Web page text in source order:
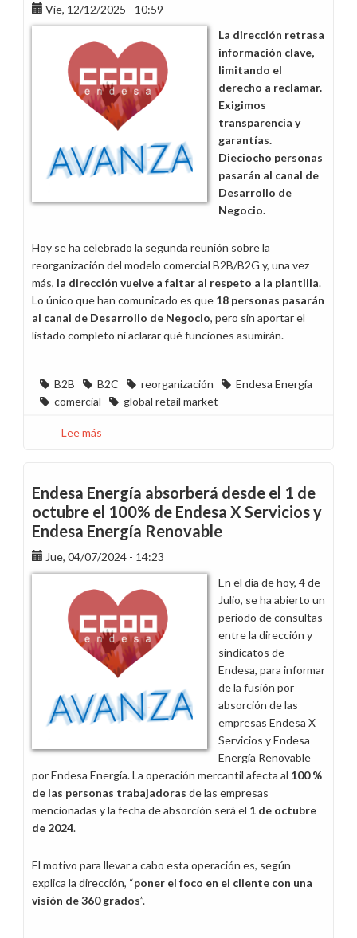
y
Endesa
Energía
Vie, 12/12/2025 - 10:59
La dirección retrasa
información clave,
limitando el
derecho a reclamar.
Exigimos
transparencia y
garantías.
Dieciocho personas
pasarán al canal de
Desarrollo de
Negocio.
Hoy se ha celebrado la segunda reunión sobre la
reorganización del modelo comercial B2B/B2G y, una vez
más, la dirección vuelve a faltar al respeto a la plantilla.
Lo único que han comunicado es que 18 personas pasarán
al canal de Desarrollo de Negocio, pero sin aportar el
listado completo ni aclarar qué funciones asumirán.
B2B B2C reorganización
Endesa Energía
comercial
global retail market
Lee más
sin
respuestas
sobre
la
reorganización
B2B/B2C
Endesa Energía absorberá desde el 1 de
octubre el 100% de Endesa X Servicios y
Endesa Energía Renovable
Jue, 04/07/2024 - 14:23
En el día de hoy, 4 de
Julio, se ha abierto un
período de consultas
entre la dirección y
sindicatos de
Endesa, para informar
de la fusión por
absorción de las
empresas Endesa X
Servicios y Endesa
Energía Renovable
por Endesa Energía. La operación mercantil afecta al 100 %
de las personas trabajadoras de las empresas
mencionadas y la fecha de absorción será el 1 de octubre
de 2024.
El motivo para llevar a cabo esta operación es, según
explica la dirección, “poner el foco en el cliente con una
visión de 360 grados”.